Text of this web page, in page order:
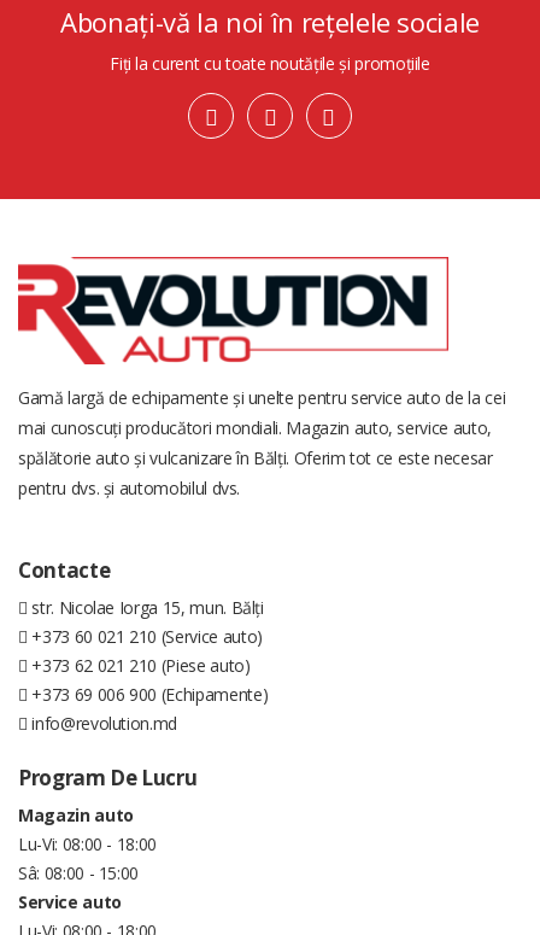
Abonați-vă la noi în rețelele sociale
Fiți la curent cu toate noutățile și promoțiile
Gamă largă de echipamente și unelte pentru service auto de la cei
mai cunoscuți producători mondiali. Magazin auto, service auto,
spălătorie auto și vulcanizare în Bălți. Oferim tot ce este necesar
pentru dvs. și automobilul dvs.
Contacte
str. Nicolae Iorga 15, mun. Bălți
+373 60 021 210 (Service auto)
+373 62 021 210 (Piese auto)
+373 69 006 900 (Echipamente)
info@revolution.md
Program De Lucru
Magazin auto
Lu-Vi: 08:00 - 18:00
Sâ: 08:00 - 15:00
Service auto
Lu-Vi: 08:00 - 18:00